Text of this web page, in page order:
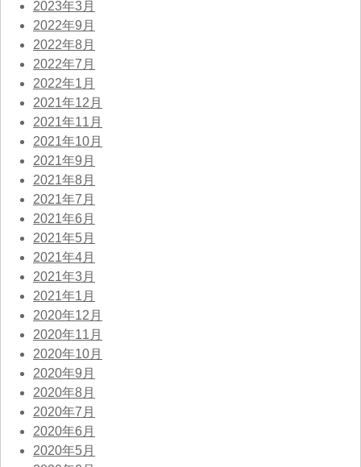
2023年3月
2022年9月
2022年8月
2022年7月
2022年1月
2021年12月
2021年11月
2021年10月
2021年9月
2021年8月
2021年7月
2021年6月
2021年5月
2021年4月
2021年3月
2021年1月
2020年12月
2020年11月
2020年10月
2020年9月
2020年8月
2020年7月
2020年6月
2020年5月